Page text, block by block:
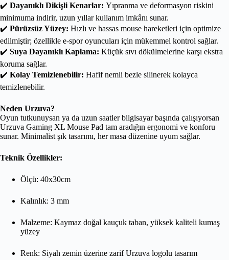
✔️ Dayanıklı Dikişli Kenarlar: Yıpranma ve deformasyon riskini
minimuma indirir, uzun yıllar kullanım imkânı sunar.
✔️ Pürüzsüz Yüzey: Hızlı ve hassas mouse hareketleri için optimize
edilmiştir; özellikle e-spor oyuncuları için mükemmel kontrol sağlar.
✔️ Suya Dayanıklı Kaplama: Küçük sıvı dökülmelerine karşı ekstra
koruma sağlar.
✔️ Kolay Temizlenebilir: Hafif nemli bezle silinerek kolayca
temizlenebilir.
Neden Urzuva?
Oyun tutkunuysan ya da uzun saatler bilgisayar başında çalışıyorsan
Urzuva Gaming XL Mouse Pad tam aradığın ergonomi ve konforu
sunar. Minimalist şık tasarımı, her masa düzenine uyum sağlar.
Teknik Özellikler:
Ölçü: 40x30cm
Kalınlık: 3 mm
Malzeme: Kaymaz doğal kauçuk taban, yüksek kaliteli kumaş
yüzey
Renk: Siyah zemin üzerine zarif Urzuva logolu tasarım